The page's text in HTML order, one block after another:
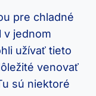
pre chladné
v jednom‌
užívať tieto
venovať
sú niektoré